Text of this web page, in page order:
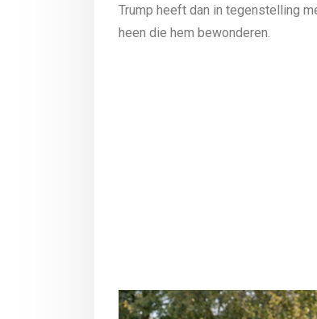
Trump heeft dan in tegenstelling
heen die hem bewonderen.